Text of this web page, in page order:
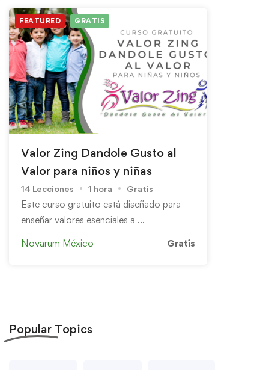
FEATURED GRATIS
Valor Zing Dandole Gusto al
Valor para niños y niñas
14 Lecciones 1 hora Gratis
Este curso gratuito está diseñado para
enseñar valores esenciales a …
Novarum México Gratis
Popular Topics